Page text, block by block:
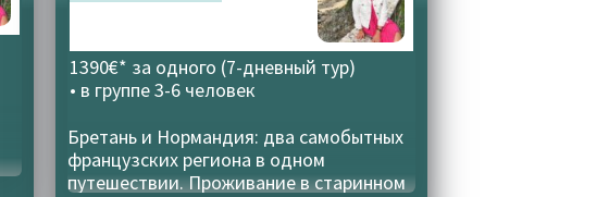
1390€* за одного (7-дневный тур)
• в группе3-6 человек
Бретань и Нормандия: два самобытных
французских региона в одном
путешествии. Проживание в старинном